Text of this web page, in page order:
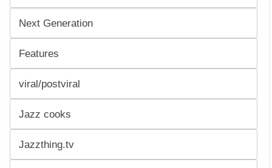
Next Generation
Features
viral/postviral
Jazz cooks
Jazzthing.tv